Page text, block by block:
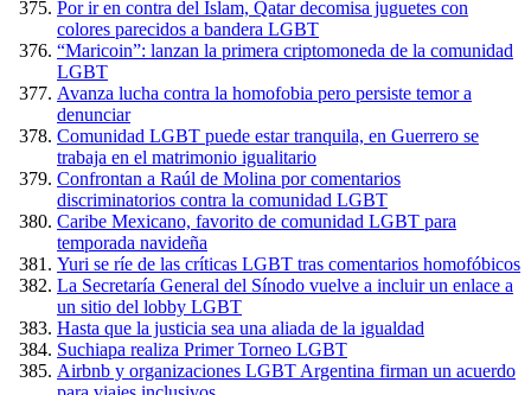
Por ir en contra del Islam, Qatar decomisa juguetes con
colores parecidos a bandera LGBT
“Maricoin”: lanzan la primera criptomoneda de la comunidad
LGBT
Avanza lucha contra la homofobia pero persiste temor a
denunciar
Comunidad LGBT puede estar tranquila, en Guerrero se
trabaja en el matrimonio igualitario
Confrontan a Raúl de Molina por comentarios
discriminatorios contra la comunidad LGBT
Caribe Mexicano, favorito de comunidad LGBT para
temporada navideña
Yuri se ríe de las críticas LGBT tras comentarios homofóbicos
La Secretaría General del Sínodo vuelve a incluir un enlace a
un sitio del lobby LGBT
Hasta que la justicia sea una aliada de la igualdad
Suchiapa realiza Primer Torneo LGBT
Airbnb y organizaciones LGBT Argentina firman un acuerdo